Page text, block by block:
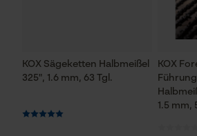
KOX Sägeketten Halbmeißel
325", 1.6 mm, 63 Tgl.
KOX
1.5 mm,
Loop54
Personalisierte
Gespeicherter
Persönliche
Geo-IP und User